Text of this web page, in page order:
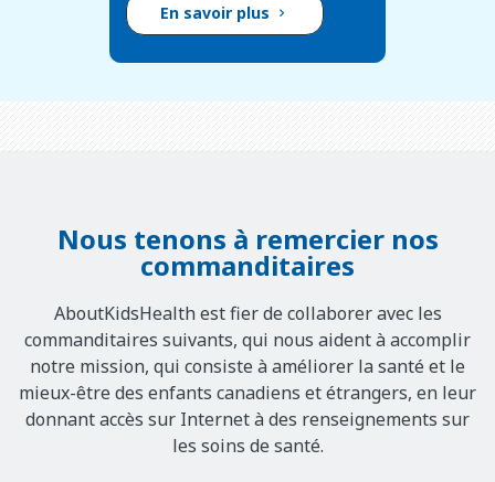
En savoir plus
Nous tenons à remercier nos
commanditaires
AboutKidsHealth est fier de collaborer avec les
commanditaires suivants, qui nous aident à accomplir
notre mission, qui consiste à améliorer la santé et le
mieux-être des enfants canadiens et étrangers, en leur
donnant accès sur Internet à des renseignements sur
les soins de santé.